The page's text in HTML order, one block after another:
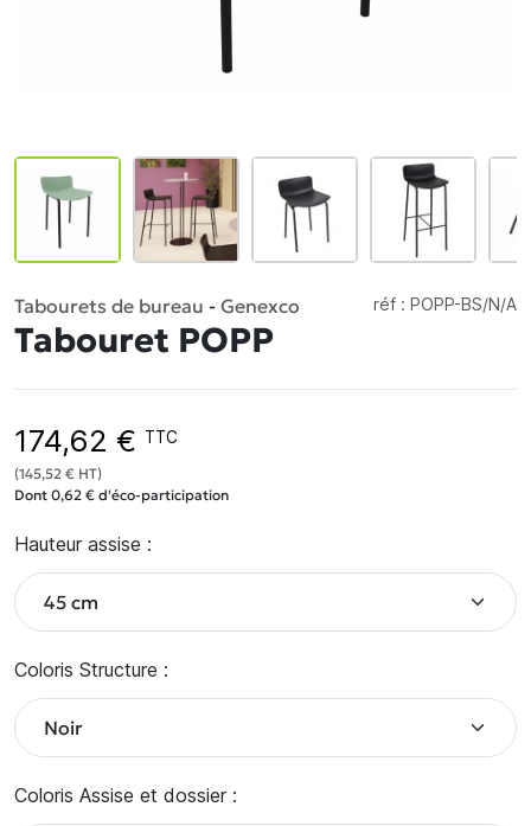
Tabourets de bureau - Genexco réf : POPP-BS/N/A
Tabouret POPP
174,62 € TTC
(145,52 € HT)
Dont 0,62 € d'éco-participation
Hauteur assise :
Coloris Structure :
Coloris Assise et dossier :